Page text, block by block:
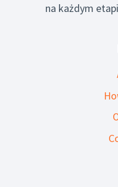
na każdym